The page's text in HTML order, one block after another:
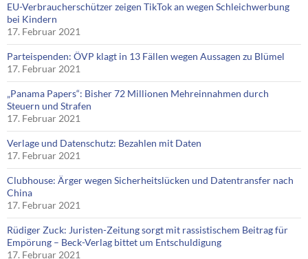
EU-Verbraucherschützer zeigen TikTok an wegen Schleichwerbung
bei Kindern
17. Februar 2021
Parteispenden: ÖVP klagt in 13 Fällen wegen Aussagen zu Blümel
17. Februar 2021
„Panama Papers“: Bisher 72 Millionen Mehreinnahmen durch
Steuern und Strafen
17. Februar 2021
Verlage und Datenschutz: Bezahlen mit Daten
17. Februar 2021
Clubhouse: Ärger wegen Sicherheitslücken und Datentransfer nach
China
17. Februar 2021
Rüdiger Zuck: Juristen-Zeitung sorgt mit rassistischem Beitrag für
Empörung – Beck-Verlag bittet um Entschuldigung
17. Februar 2021